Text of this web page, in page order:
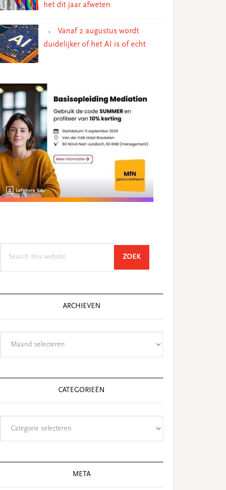
het dit jaar afweten
Vanaf 2 augustus wordt
duidelijker of het AI is of echt
ZOEKSEARCH
ARCHIEVEN
CATEGORIEËN
META